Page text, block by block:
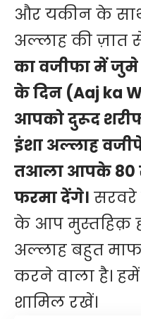
और यकीन के
अल्लाह की ज़ात
का वजीफा मेंजुमे
के दिन (Aaj ka
आपको दुरूद
इंशा अल्लाह
तआला आपके 80
फरमा देंगे।
के आप मुस्तहिक़
अल्लाह बहुत
करने वाला है।
शामिल रखें।